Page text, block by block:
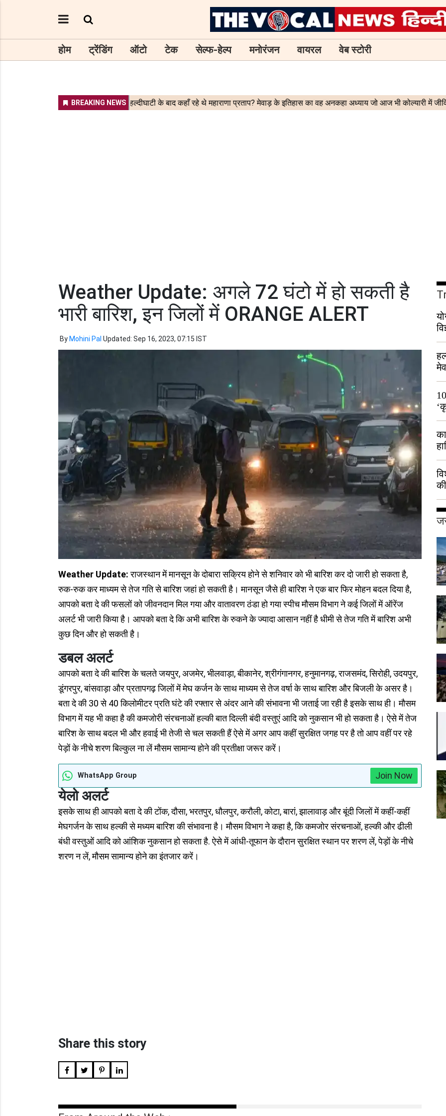
होम ट्रेंडिंग ऑटो टेक सेल्फ-हेल्प मनोरंजन वायरल वेब स्टोरी
Weather Update: अगले 72 घंटो में हो सकती है
भारी बारिश, इन जिलों में ORANGE ALERT
By Mohini Pal Updated: Sep 16, 2023, 07:15 IST
Weather Update:राजस्थान में मानसून के दोबारा सक्रिय होने से शनिवार को भी बारिश कर दो जारी हो सकता है,
रुक-रुक कर माध्यम से तेज गति से बारिश जहां हो सकती है। मानसून जैसे ही बारिश ने एक बार फिर मोहन बदल दिया है,
आपको बता दे की फसलों को जीवनदान मिल गया और वातावरण ठंडा हो गया स्पीच मौसम विभाग ने कई जिलों में ऑरेंज
अलर्ट भी जारी किया है। आपको बता दे कि अभी बारिश के रुकने के ज्यादा आसान नहीं है धीमी से तेज गति में बारिश अभी
कुछ दिन और हो सकती है।
डबल अलर्ट
आपको बता दे की बारिश के चलते जयपुर, अजमेर, भीलवाड़ा, बीकानेर, श्रीगंगानगर, हनुमानगढ़, राजसमंद, सिरोही, उदयपुर,
डूंगरपुर, बांसवाड़ा और प्रतापगढ़ जिलों में मेघ कर्जन के साथ माध्यम से तेज वर्षा के साथ बारिश और बिजली के असर है।
बता दे की 30 से 40 किलोमीटर प्रति घंटे की रफ्तार से अंदर आने की संभावना भी जताई जा रही है इसके साथ ही। मौसम
विभाग में यह भी कहा है की कमजोरी संरचनाओं हल्की बात दिल्ली बंदी वस्तुएं आदि को नुकसान भी हो सकता है। ऐसे में तेज
बारिश के साथ बदल भी और हवाई भी तेजी से चल सकती हैं ऐसे में अगर आप कहीं सुरक्षित जगह पर है तो आप वहीं पर रहे
पेड़ों के नीचे शरण बिल्कुल ना लें मौसम सामान्य होने की प्रतीक्षा जरूर करें।
WhatsApp Group Join Now
येलो अलर्ट
इसके साथ ही आपको बता दे की टोंक, दौसा, भरतपुर, धौलपुर, करौली, कोटा, बारां, झालावाड़ और बूंदी जिलों में कहीं-कहीं
मेघगर्जन के साथ हल्की से मध्यम बारिश की संभावना है। मौसम विभाग ने कहा है, कि कमजोर संरचनाओं, हल्की और ढीली
बंधी वस्तुओं आदि को आंशिक नुकसान हो सकता है. ऐसे में आंधी-तूफान के दौरान सुरक्षित स्थान पर शरण लें, पेड़ों के नीचे
शरण न लें, मौसम सामान्य होने का इंतजार करें।
Share this story
हुई